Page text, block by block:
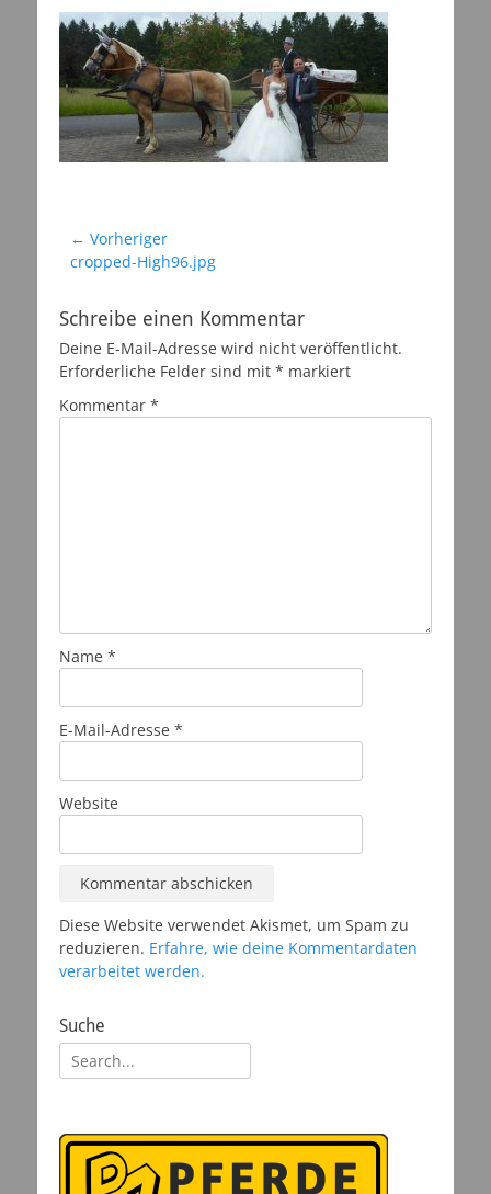
Beitragsnavigation
← Vorheriger
Vorheriger
cropped-High96.jpg
Schreibe einen Kommentar
Deine E-Mail-Adresse wird nicht veröffentlicht.
Erforderliche Felder sind mit * markiert
Kommentar *
Name *
E-Mail-Adresse *
Website
Diese Website verwendet Akismet, um Spam zu
reduzieren. Erfahre, wie deine Kommentardaten
verarbeitet werden.
Suche
Suchen
nach: